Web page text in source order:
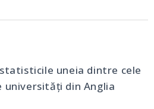
uneia dintre cele
universități din Anglia